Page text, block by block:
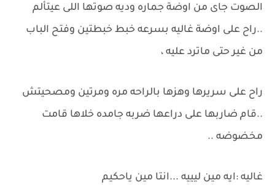
الصوت جاى من اوضة جماره وديه صوتها اللى عيتألم
..راح على اوضة غاليه بسرعه خبط خبطتين وفتح الباب
من غير حتى ماترد عليه ،
راح على سريرها وهزها بالراحه مره ومرتين ومصحيتش
..قام ضاربها على دراعها ضربه جامده خلاها قامت
مخضوضه ..
غاليه :ايه مين ليييه ...انتا مين ياحكيم